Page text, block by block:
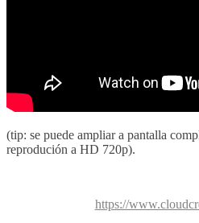
(tip: se puede ampliar a pantalla
reprodución a HD 720p).
https://